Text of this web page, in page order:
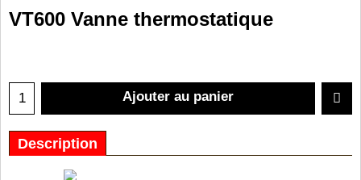
VT600 Vanne thermostatique
Ajouter au panier
Description